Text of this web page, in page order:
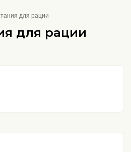
для рации
для рации